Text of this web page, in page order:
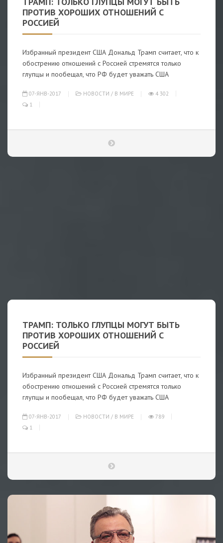
ПРОТИВ ХОРОШИХ ОТНОШЕНИЙ С
РОССИЕЙ
Избранный президент США Дональд Трамп считает, что к
обострению отношений с Россией стремятся только
глупцы и пообещал, что РФ будет уважать США
07-ЯНВ-2017 НОВОСТИ / В МИРЕ
4 302
1
ТРАМП: ТОЛЬКО ГЛУПЦЫ МОГУТ БЫТЬ
ПРОТИВ ХОРОШИХ ОТНОШЕНИЙ С
РОССИЕЙ
Избранный президент США Дональд Трамп считает, что к
обострению отношений с Россией стремятся только
глупцы и пообещал, что РФ будет уважать США
07-ЯНВ-2017 НОВОСТИ / В МИРЕ
789
1